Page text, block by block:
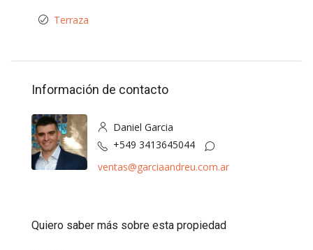
Terraza
Información de contacto
Daniel Garcia
+549 3413645044
ventas@garciaandreu.com.ar
Quiero saber más sobre esta propiedad